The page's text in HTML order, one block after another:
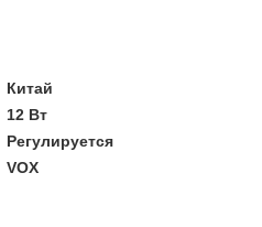
Китай
12 Вт
Регулируется
VOX